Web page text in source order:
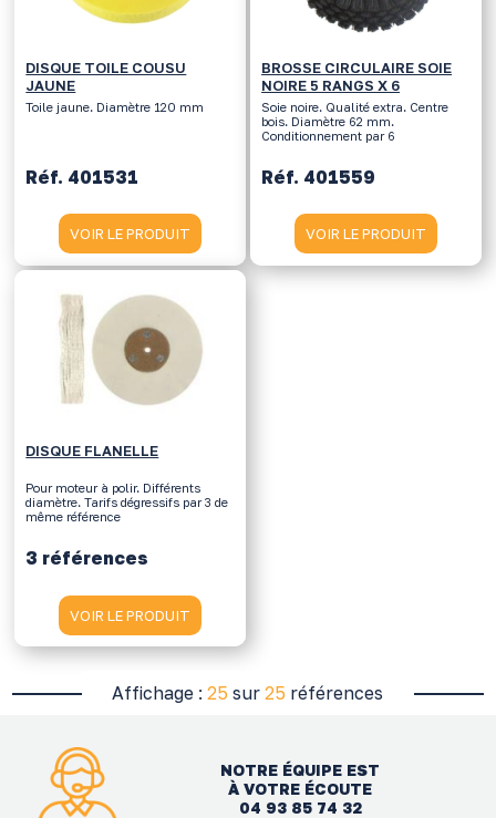
DISQUE TOILE COUSU
JAUNE
Toile jaune. Diamètre 120 mm
Réf. 401531
VOIR LE PRODUIT
BROSSE CIRCULAIRE SOIE
NOIRE 5 RANGS X 6
Soie noire. Qualité extra. Centre
bois. Diamètre 62 mm.
Conditionnement par 6
Réf. 401559
VOIR LE PRODUIT
DISQUE FLANELLE
Pour moteur à polir. Différents
diamètre. Tarifs dégressifs par 3 de
même référence
3 références
VOIR LE PRODUIT
Affichage :25 sur25 références
NOTRE ÉQUIPE EST
À VOTRE ÉCOUTE
04 93 85 74 32